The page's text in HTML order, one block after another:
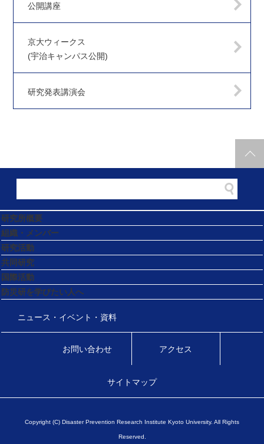
公開講座
京大ウィークス
(宇治キャンパス公開)
研究発表講演会
研究所概要
組織・メンバー
研究活動
共同研究
国際活動
防災研を学びたい人へ
ニュース・イベント・資料
お問い合わせ アクセス
サイトマップ
Copyright (C) Disaster Prevention Research Institute Kyoto University. All Rights
Reserved.